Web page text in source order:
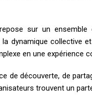
repose sur un ensemble
dynamique collective
en une expérience
de découverte, de
trouvent un